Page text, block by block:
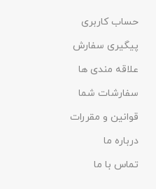
حساب کاربری
پیگیری سفارش
علاقه مندی ها
سفارشات شما
قوانین و مقررات
درباره ما
تماس با ما